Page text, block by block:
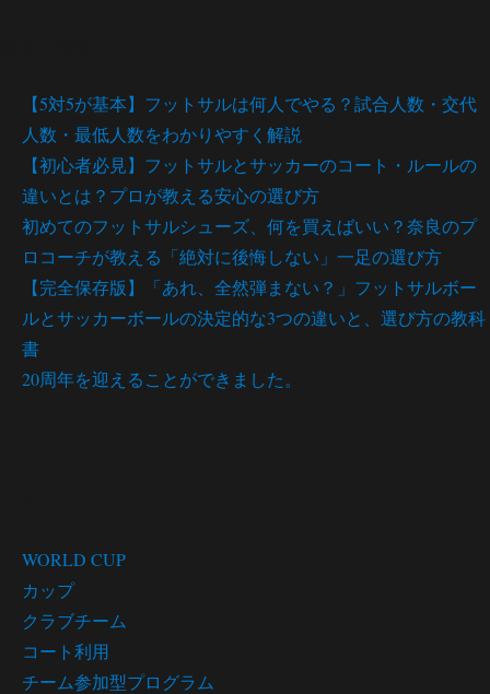
【5対5が基本】フットサルは何人でやる？試合人数・交代
人数・最低人数をわかりやすく解説
【初心者必見】フットサルとサッカーのコート・ルールの
違いとは？プロが教える安心の選び方
初めてのフットサルシューズ、何を買えばいい？奈良のプ
ロコーチが教える「絶対に後悔しない」一足の選び方
【完全保存版】「あれ、全然弾まない？」フットサルボー
ルとサッカーボールの決定的な3つの違いと、選び方の教科
書
20周年を迎えることができました。
WORLD CUP
カップ
クラブチーム
コート利用
チーム参加型プログラム